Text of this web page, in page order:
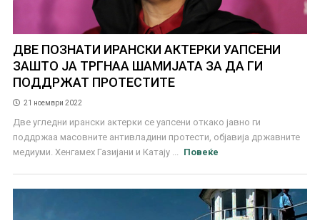
ДВЕ ПОЗНАТИ ИРАНСКИ АКТЕРКИ УАПСЕНИ
ЗАШТО ЈА ТРГНАА ШАМИЈАТА ЗА ДА ГИ
ПОДДРЖАТ ПРОТЕСТИТЕ
21 ноември 2022
Две угледни ирански актерки се уапсени откако јавно ги
поддржаа масовните антивладини протести, објавија државните
медиуми. Хенгамех Газијани и Катају ...
Повеќе